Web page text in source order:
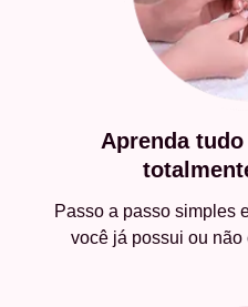
Aprenda
Passo a passo simples
você já possui ou